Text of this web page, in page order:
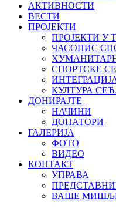
АКТИВНОСТИ
ВЕСТИ
ПРОЈЕКТИ
ПРОЈЕКТИ У
ЧАСОПИС
СПОРТСКЕ
КУЛТУРА
ДОНИРАЈТЕ
НАЧИНИ
ДОНАТОРИ
ГАЛЕРИЈА
ФОТО
ВИДЕО
КОНТАКТ
УПРАВА
ВАШЕ